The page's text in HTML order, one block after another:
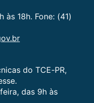
às 18h. Fone: (41)
do TCE-PR,
das 9h às